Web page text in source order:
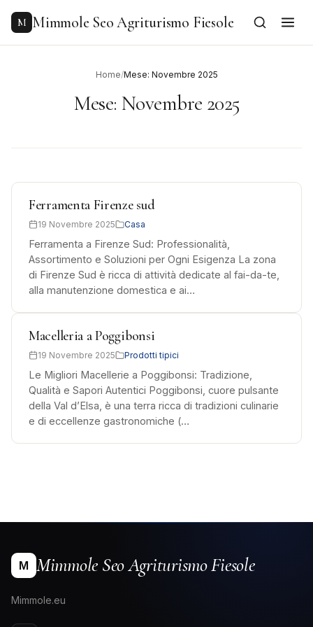
content
M Mimmole Seo Agriturismo Fiesole
Home/Mese: Novembre 2025
Mese:Novembre 2025
Ferramenta Firenze sud
19 Novembre 2025 Casa
Ferramenta a Firenze Sud: Professionalità,
Assortimento e Soluzioni per Ogni Esigenza La zona
di Firenze Sud è ricca di attività dedicate al fai-da-te,
alla manutenzione domestica e ai…
Macelleria a Poggibonsi
19 Novembre 2025 Prodotti tipici
Le Migliori Macellerie a Poggibonsi: Tradizione,
Qualità e Sapori Autentici Poggibonsi, cuore pulsante
della Val d’Elsa, è una terra ricca di tradizioni culinarie
e di eccellenze gastronomiche (…
M Mimmole Seo Agriturismo Fiesole
Mimmole.eu